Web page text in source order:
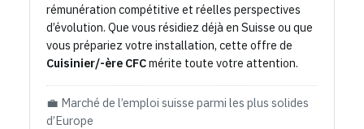
rémunération compétitive et réelles perspectives
d’évolution. Que vous résidiez déjà en Suisse ou que
vous prépariez votre installation, cette offre de
Cuisinier/-ère CFCmérite toute votre attention.
💼 Marché de l’emploi suisse parmi les plus solides
d’Europe